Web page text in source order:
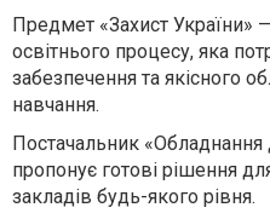
Предмет «Захист України»
освітнього процесу, яка
забезпечення та якісного
навчання.
Постачальник
пропонує готові рішення
закладів будь-якого рівня.